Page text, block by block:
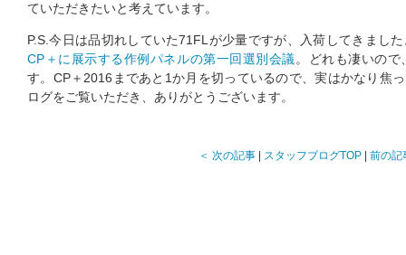
ていただきたいと考えています。
P.S.今日は品切れしていた71FLが少量ですが、入荷してきまし
CP＋に展示する作例パネルの第一回選別会議 。どれも凄いの
す。CP＋2016まであと1か月を切っているので、実はかなり焦
ログをご覧いただき、ありがとうございます。
＜ 次の記事 スタッフブログTOP 前の記